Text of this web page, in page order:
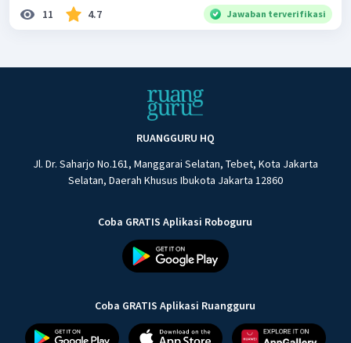
11 4.7 Jawaban terverifikasi
RUANGGURU HQ
Jl. Dr. Saharjo No.161, Manggarai Selatan, Tebet, Kota Jakarta
Selatan, Daerah Khusus Ibukota Jakarta 12860
Coba GRATIS Aplikasi Roboguru
Coba GRATIS Aplikasi Ruangguru